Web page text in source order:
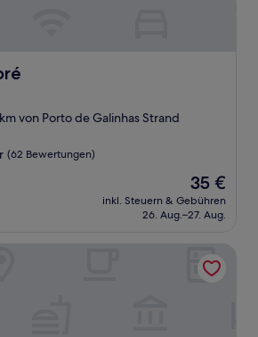
von Porto de Galinhas Strand
(62 Bewertungen)
Der
Preis
beträgt
35 €
inkl. Steuern & Gebühren
26. Aug.–27. Aug.